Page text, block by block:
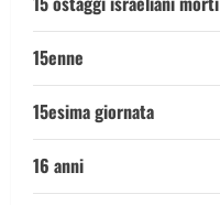
15enne
15esima giornata
16 anni